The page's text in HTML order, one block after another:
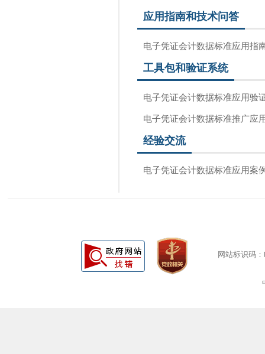
应用指南和技术问答
电子凭证会计数据标准应用指
工具包和验证系统
电子凭证会计数据标准应用验
电子凭证会计数据标准推广应
经验交流
电子凭证会计数据标准应用案
网站标识码